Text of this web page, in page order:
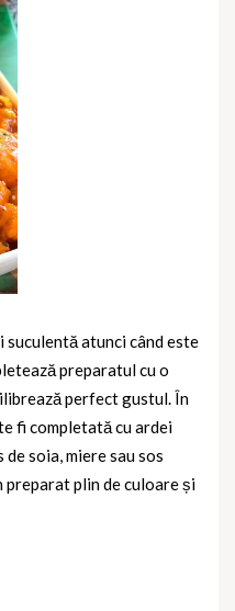
suculentă atunci când este
preparatul cu o
perfect gustul. În
fi completată cu ardei
soia, miere sau sos
plin de culoare și